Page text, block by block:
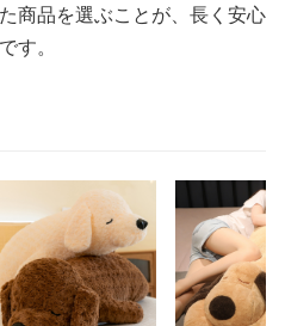
商品を選ぶことが、長く安心
す。